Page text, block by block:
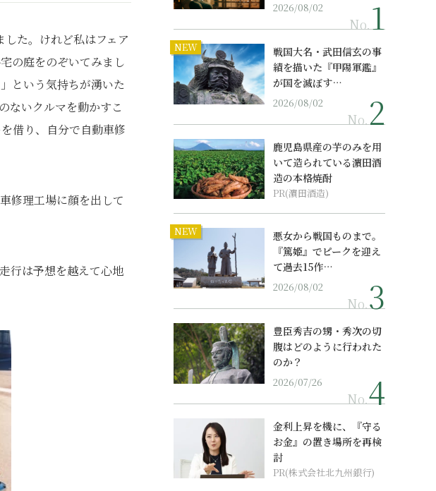
した。けれど私はフェア
の庭をのぞいてみまし
という気持ちが湧いた
ないクルマを動かすこ
借り、自分で自動車修
修理工場に顔を出して
行は予想を越えて心地
2026/08/02
No.
NEW
戦国大名・武田信玄の事
績を描いた『甲陽軍鑑』
が国を滅ぼす…
2026/08/02
No.
鹿児島県産の芋のみを用
いて造られている濵田酒
造の本格焼酎
PR(濵田酒造)
NEW
悪女から戦国ものまで。
『篤姫』でピークを迎え
て過去15作…
2026/08/02
No.
豊臣秀吉の甥・秀次の切
腹はどのように行われた
のか？
2026/07/26
No.
金利上昇を機に、『守る
お金』の置き場所を再検
討
PR(株式会社北九州銀行)